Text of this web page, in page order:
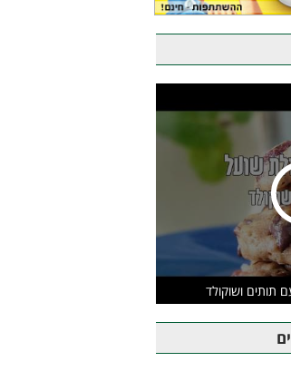
תותים ושוקולד